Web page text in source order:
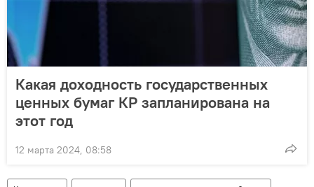
Какая доходность государственных
ценных бумаг КР запланирована на
этот год
12 марта 2024, 08:58